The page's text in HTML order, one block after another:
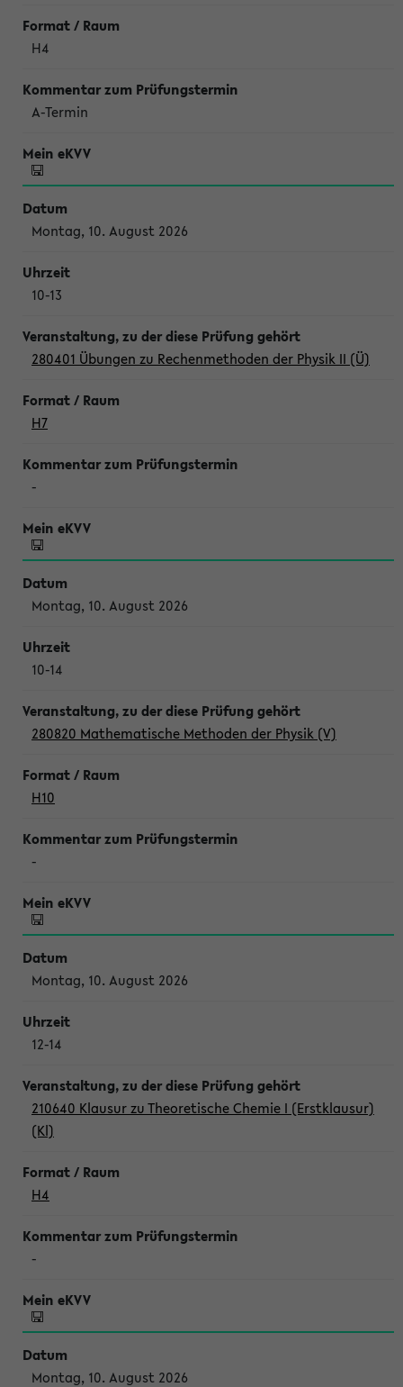
H4
A-Termin
Montag, 10. August 2026
10-13
280401 Übungen zu Rechenmethoden der Physik II (Ü)
H7
-
Montag, 10. August 2026
10-14
280820 Mathematische Methoden der Physik (V)
H10
-
Montag, 10. August 2026
12-14
210640 Klausur zu Theoretische Chemie I (Erstklausur)
(Kl)
H4
-
Montag, 10. August 2026